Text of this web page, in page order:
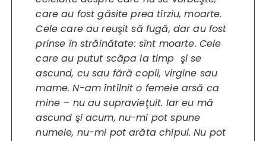
care au fost găsite prea tîrziu, moarte.
Cele care au reuşit să fugă, dar au fost
prinse în străinătate: sînt moarte. Cele
care au putut scăpa la timp şi se
ascund, cu sau fără copii, virgine sau
mame. N-am întîlnit o femeie arsă ca
mine – nu au supravieţuit. Iar eu mă
ascund şi acum, nu-mi pot spune
numele, nu-mi pot arăta chipul. Nu pot